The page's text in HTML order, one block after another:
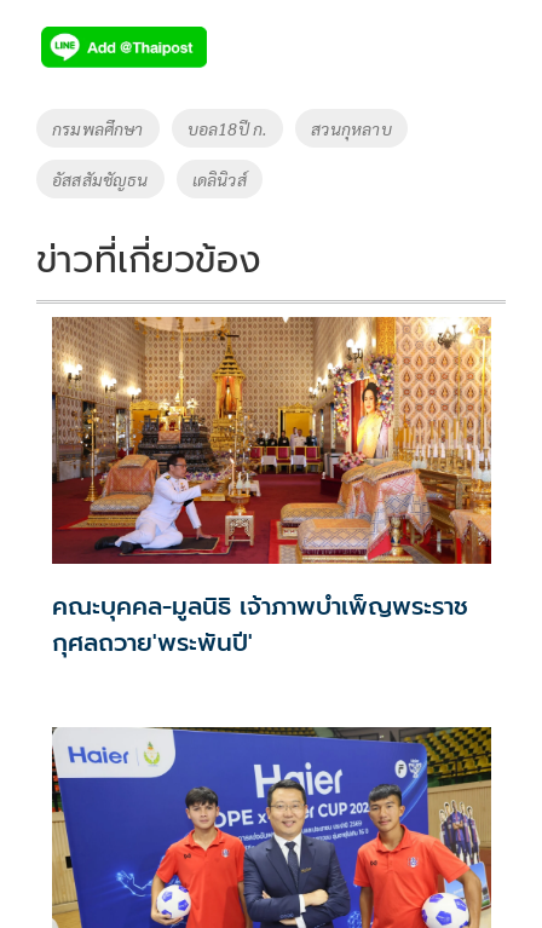
Tags
กรมพลศึกษา บอล18ปี ก. สวนกุหลาบ
อัสสสัมชัญธน เดลินิวส์
ข่าวที่เกี่ยวข้อง
คณะบุคคล-มูลนิธิ เจ้าภาพบำเพ็ญพระราช
กุศลถวาย'พระพันปี'